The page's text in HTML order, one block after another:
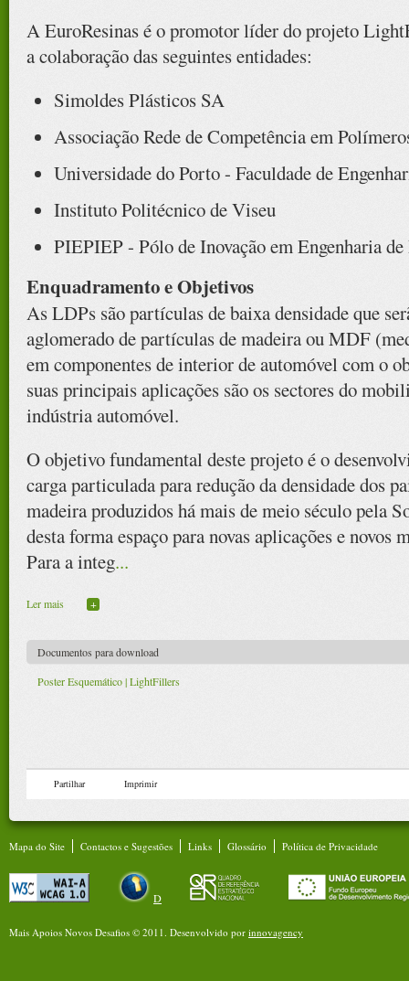
A EuroResinas é o promotor líder do projeto
a colaboração das seguintes entidades:
Simoldes Plásticos SA
Associação Rede de Competência em
Universidade do Porto - Faculdade de
Instituto Politécnico de Viseu
PIEPIEP - Pólo de Inovação em Engenharia
Enquadramento e Objetivos
As LDPs são partículas de baixa densidade que
aglomerado de partículas de madeira ou MDF
em componentes de interior de automóvel com o
suas principais aplicações são os sectores do
indústria automóvel.
O objetivo fundamental deste projeto é o
carga particulada para redução da densidade dos
madeira produzidos há mais de meio século pela
desta forma espaço para novas aplicações e novos
Para a integ...
+
Ler mais
Documentos para download
Poster Esquemático | LightFillers
Partilhar Imprimir
Mapa do Site Contactos e Sugestões Links Glossário Política de Privacidade
D
Mais Apoios Novos Desafios © 2011. Desenvolvido por innovagency